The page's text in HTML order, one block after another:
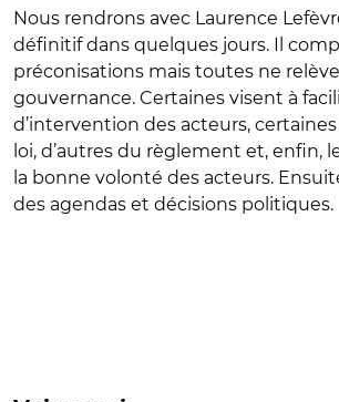
Nous rendrons avec Laurence
définitif dans quelques jours. Il
préconisations mais toutes ne
gouvernance. Certaines visent à
d’intervention des acteurs,
loi, d’autres du règlement et, enfin,
la bonne volonté des acteurs.
des agendas et décisions politiques.